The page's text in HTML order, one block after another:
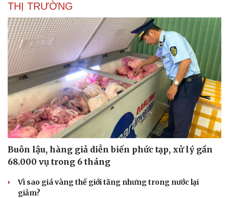
THỊ TRƯỜNG
Buôn lậu, hàng giả diễn biến phức tạp, xử lý gần
68.000 vụ trong 6 tháng
Vì sao giá vàng thế giới tăng nhưng trong nước lại
giảm?